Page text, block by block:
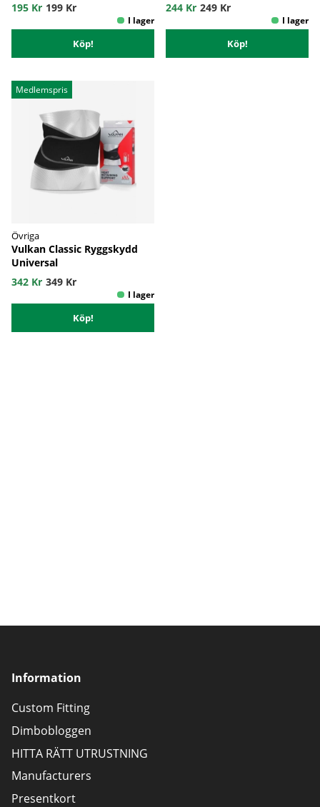
195 Kr 199 Kr
Köp!
244 Kr 249 Kr
Köp!
Medlemspris
Övriga
Vulkan Classic Ryggskydd
Universal
342 Kr 349 Kr
Köp!
Information
Custom Fitting
Dimbobloggen
HITTA RÄTT UTRUSTNING
Manufacturers
Presentkort